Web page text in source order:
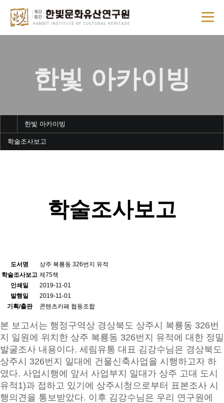
한빛 아카이빙
한빛 아카이빙
학술조사보고
학술조사보고
도서명
상주 복룡동 326번지 유적
학술조사보고 제75책
인쇄일
2019-11-01
발행일
2019-11-01
기획/출판
콘텐츠카페 협동조합
본 보고서는 행정구역상 경상북도 상주시 복룡동 326번
지 일원에 위치한 상주 복룡동 326번지 유적에 대한 정밀
발굴조사 내용이다. 세림유통 대표 김강수님은 경상북도
상주시 326번지 일대에 건물신축사업을 시행하고자 하
였다. 사업시행에 앞서 사업부지 일대가 상주 고대 도시
유적1)과 접하고 있기에 상주시청으로부터 표본조사 시
행의견을 통보받았다. 이후 김강수님은 우리 연구원에